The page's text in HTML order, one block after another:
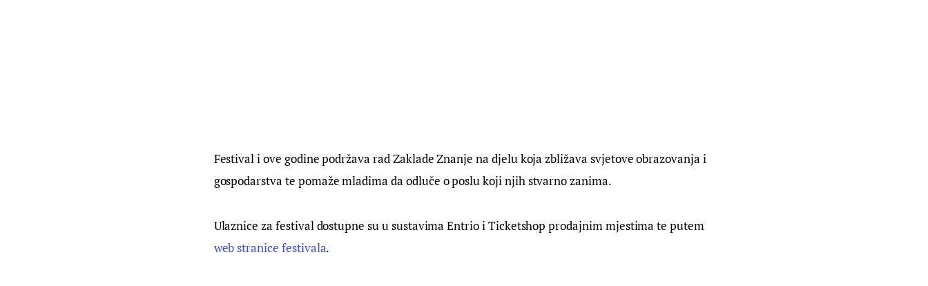
Festival i ove godine podržava rad Zaklade Znanje na djelu koja zbližava svjetove obrazovanja i
gospodarstva te pomaže mladima da odluče o poslu koji njih stvarno zanima.
Ulaznice za festival dostupne su u sustavima Entrio i Ticketshop prodajnim mjestima te putem
web stranice festivala.